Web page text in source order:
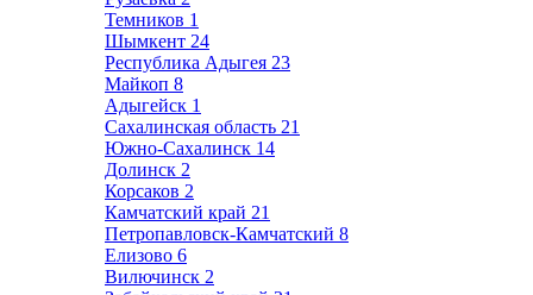
Темников 1
Шымкент 24
Республика Адыгея 23
Майкоп 8
Адыгейск 1
Сахалинская область 21
Южно-Сахалинск 14
Долинск 2
Корсаков 2
Камчатский край 21
Петропавловск-Камчатский 8
Елизово 6
Вилючинск 2